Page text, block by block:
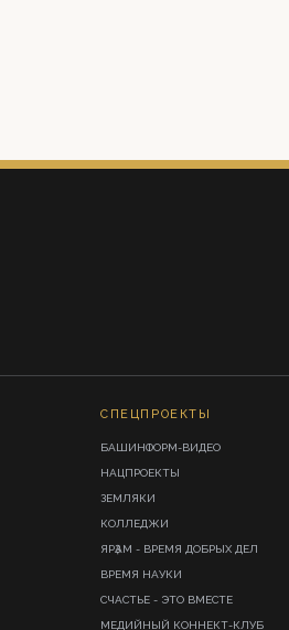
СПЕЦПРОЕКТЫ
БАШИНФОРМ-ВИДЕО
НАЦПРОЕКТЫ
ЗЕМЛЯКИ
КОЛЛЕДЖИ
ЯРҘАМ - ВРЕМЯ ДОБРЫХ ДЕЛ
ВРЕМЯ НАУКИ
СЧАСТЬЕ - ЭТО ВМЕСТЕ
МЕДИЙНЫЙ КОННЕКТ-КЛУБ